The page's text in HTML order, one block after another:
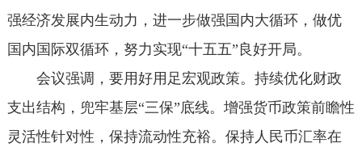
强经济发展内生动力，进一步做强国内大循环，做优
国内国际双循环，努力实现“十五五”良好开局。
会议强调，要用好用足宏观政策。持续优化财政
支出结构，兜牢基层“三保”底线。增强货币政策前瞻性
灵活性针对性，保持流动性充裕。保持人民币汇率在